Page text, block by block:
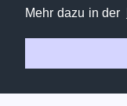
Mehr dazu in der